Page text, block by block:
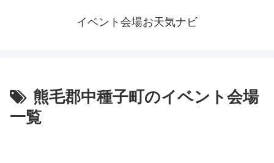
イベント会場お天気ナビ
熊毛郡中種子町のイベント会場
一覧